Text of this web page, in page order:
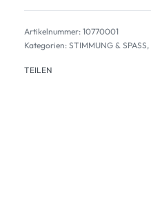
10770001
Kategorien: STIMMUNG & SPASS,
TEILEN